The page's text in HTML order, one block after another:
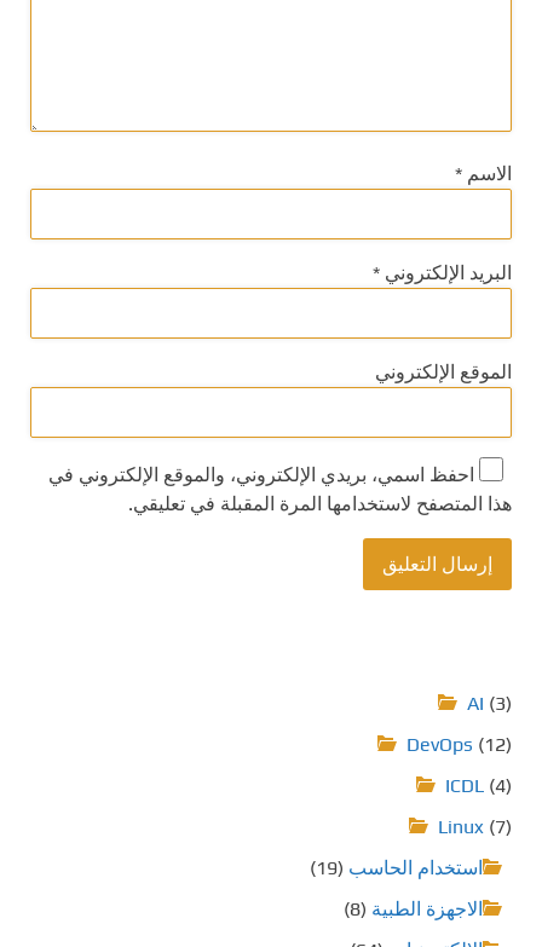
الاسم *
البريد الإلكتروني *
الموقع الإلكتروني
احفظ اسمي، بريدي الإلكتروني، والموقع الإلكتروني في
هذا المتصفح لاستخدامها المرة المقبلة في تعليقي.
AI (3)
DevOps (12)
ICDL (4)
Linux (7)
استخدام الحاسب (19)
الاجهزة الطبية (8)